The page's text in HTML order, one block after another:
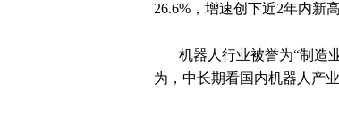
26.6%，增速创下近2年内新高
机器人行业被誉为“制造
为，中长期看国内机器人产